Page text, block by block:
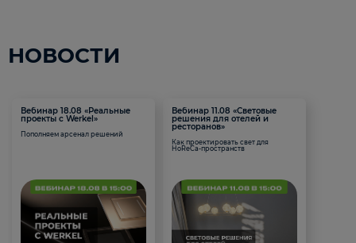
НОВОСТИ
Вебинар 18.08 «Реальные
проекты с Werkel»
Пополняем арсенал решений
Вебинар 11.08 «Световые
решения для отелей и
ресторанов»
Как проектировать свет для
HoReCa-пространств